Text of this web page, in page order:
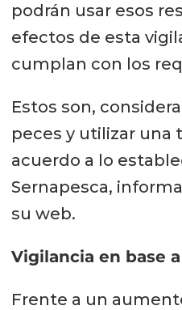
podrán usar esos
efectos de esta
cumplan con los
Estos son,
peces y utilizar una
acuerdo a lo
Sernapesca,
su web.
Vigilancia en base
Frente a un